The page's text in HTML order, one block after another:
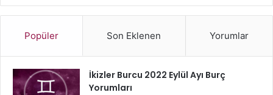
Popüler Son Eklenen Yorumlar
İkizler Burcu 2022 Eylül Ayı Burç
Yorumları